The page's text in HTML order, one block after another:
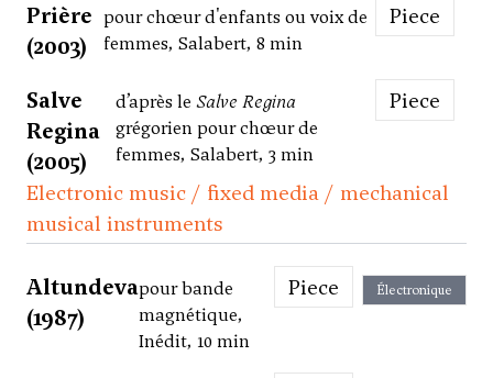
Prière
(2003)
pour chœur d'enfants ou voix de
femmes, Salabert, 8 min
Piece
Salve
Regina
(2005)
d’après le Salve Regina
grégorien pour chœur de
femmes, Salabert, 3 min
Piece
Electronic music / fixed media / mechanical
musical instruments
Altundeva
(1987)
pour bande
magnétique,
Inédit, 10 min
Piece Électronique